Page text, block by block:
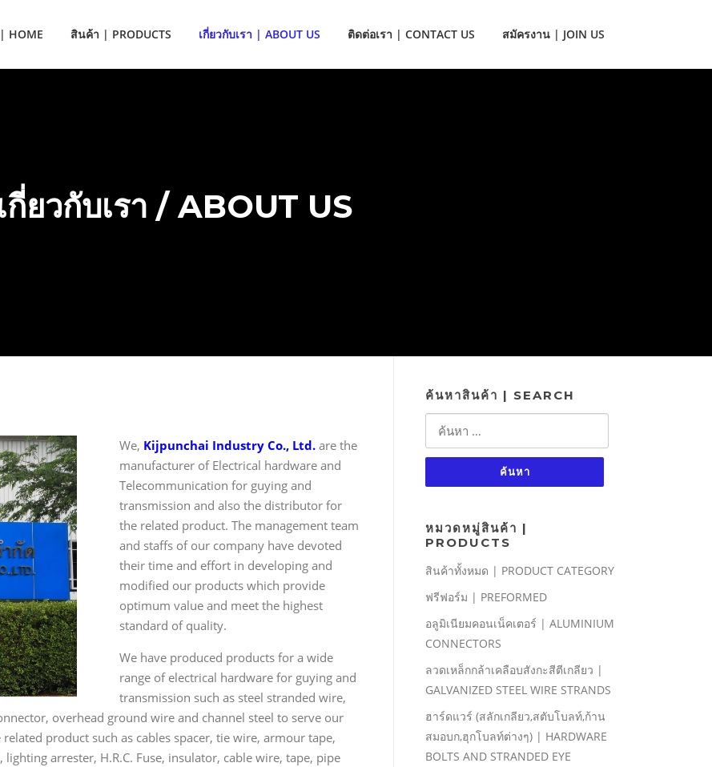
HOME สินค้า | PRODUCTS เกี่ยวกับเรา | ABOUT US ติดต่อเรา | CONTACT US สมัครงาน | JOIN US
กี่ยวกับเรา / ABOUT US
We, Kijpunchai Industry Co., Ltd. are the
manufacturer of Electrical hardware and
Telecommunication for guying and
transmission and also the distributor for
the related product. The management team
and staffs of our company have devoted
their time and effort in developing and
modified our products which provide
optimum value and meet the highest
standard of quality.
We have produced products for a wide
range of electrical hardware for guying and
transmission such as steel stranded wire,
overhead ground wire and channel steel to serve our
product such as cables spacer, tie wire, armour tape,
arrester, H.R.C. Fuse, insulator, cable wire, tape, pipe
ค้นหาสินค้า | SEARCH
ค้นหา
หมวดหมู่สินค้า |
PRODUCTS
สินค้าทั้งหมด | PRODUCT CATEGORY
ฟรีฟอร์ม | PREFORMED
อลูมิเนียมคอนเน็คเตอร์ | ALUMINIUM
CONNECTORS
ลวดเหล็กกล้าเคลือบสังกะสีตีเกลียว |
GALVANIZED STEEL WIRE STRANDS
ฮาร์ดแวร์ (สลักเกลียว,สตับโบลท์,ก้าน
สมอบก,ฮุกโบลท์ต่างๆ) | HARDWARE
BOLTS AND STRANDED EYE